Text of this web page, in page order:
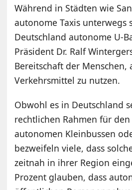
Während in Städten wie
autonome Taxis unterwegs
Deutschland autonome U-
Präsident Dr. Ralf
Bereitschaft der Menschen,
Verkehrsmittel zu nutzen.
Obwohl es in Deutschland
rechtlichen Rahmen für den
autonomen Kleinbussen
bezweifeln viele, dass
zeitnah in ihrer Region
Prozent glauben, dass